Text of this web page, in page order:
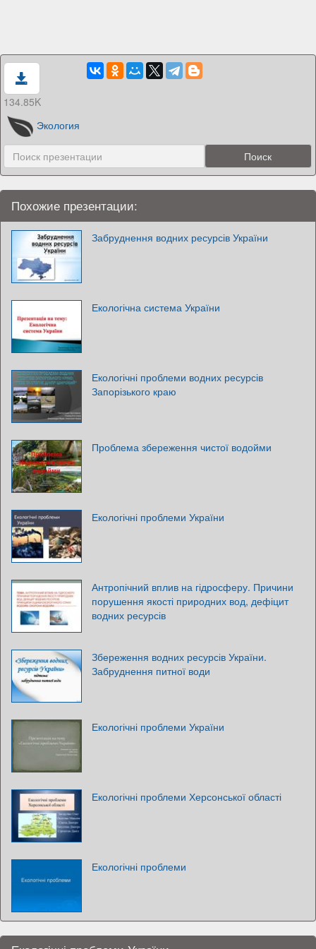
134.85K
Экология
Похожие презентации:
Забруднення водних ресурсів України
Екологічна система України
Екологічні проблеми водних ресурсів
Запорізького краю
Проблема збереження чистої водойми
Екологічні проблеми України
Антропічний вплив на гідросферу. Причини
порушення якості природних вод, дефіцит
водних ресурсів
Збереження водних ресурсів України.
Забруднення питної води
Екологічні проблеми України
Екологічні проблеми Херсонської області
Екологічні проблеми